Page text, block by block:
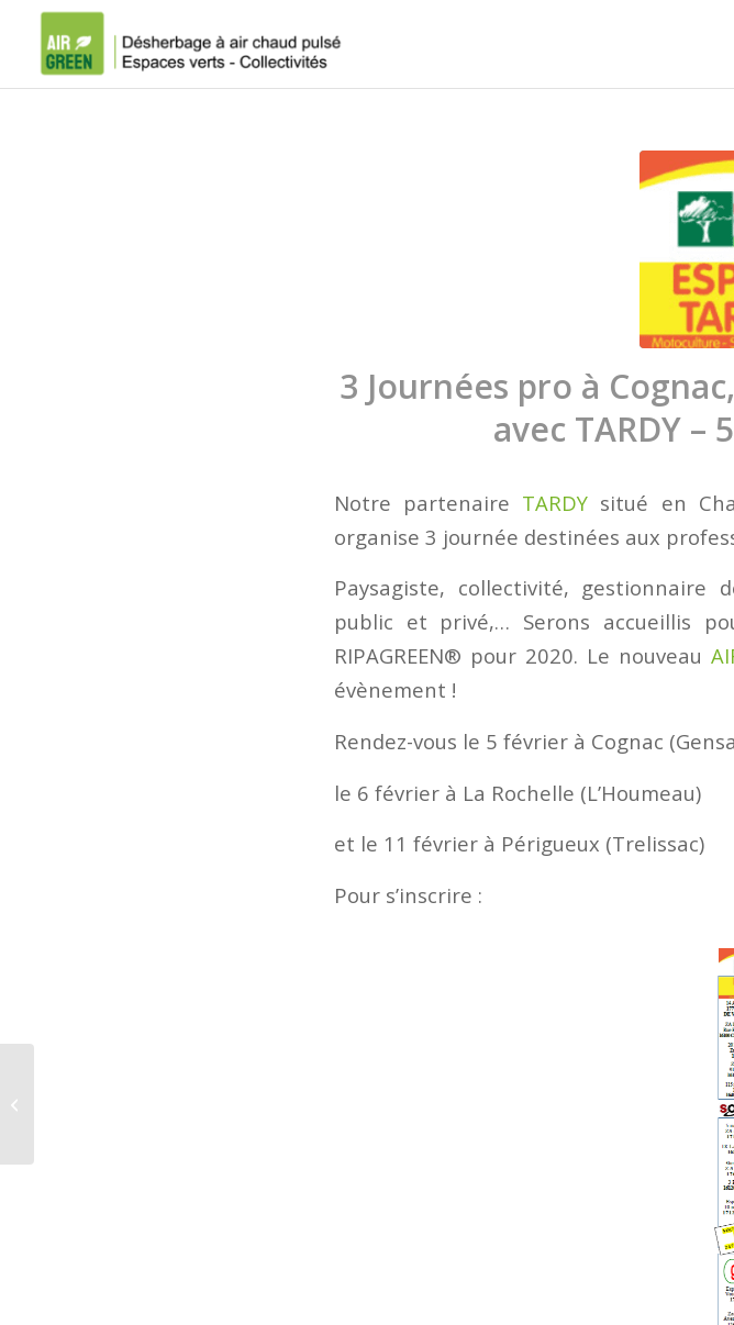
3 Journées pro à
avec TARDY –
Notre partenaire TARDY situé en
organise 3 journée destinées aux
Paysagiste, collectivité, gestionnaire
public et privé,… Serons accueillis
RIPAGREEN® pour 2020. Le nouveau
évènement !
Rendez-vous le 5 février à Cognac
le 6 février à La Rochelle (L’Houmeau)
et le 11 février à Périgueux (Trelissac)
Pour s’inscrire :